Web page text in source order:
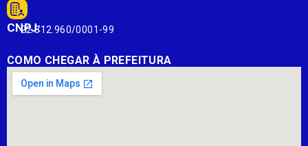
CNPJ:
22.812.960/0001-99
COMO CHEGAR À PREFEITURA